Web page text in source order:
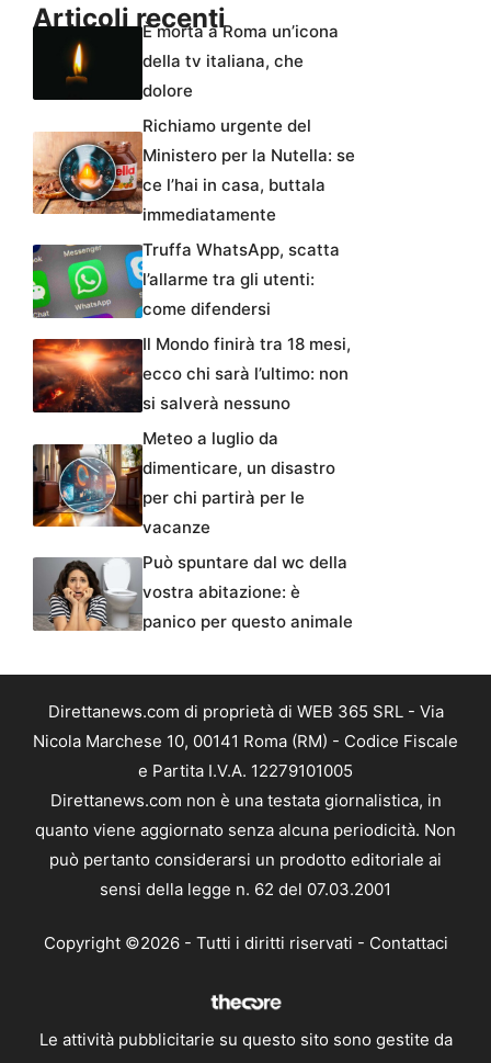
Articoli recentiÈ morta a Roma un’icona
della tv italiana, che
dolore
Richiamo urgente del
Ministero per la Nutella: se
ce l’hai in casa, buttala
immediatamente
Truffa WhatsApp, scatta
l’allarme tra gli utenti:
come difendersi
Il Mondo finirà tra 18 mesi,
ecco chi sarà l’ultimo: non
si salverà nessuno
Meteo a luglio da
dimenticare, un disastro
per chi partirà per le
vacanze
Può spuntare dal wc della
vostra abitazione: è
panico per questo animale
Direttanews.com di proprietà di WEB 365 SRL - Via
Nicola Marchese 10, 00141 Roma (RM) - Codice Fiscale
e Partita I.V.A. 12279101005
Direttanews.com non è una testata giornalistica, in
quanto viene aggiornato senza alcuna periodicità. Non
può pertanto considerarsi un prodotto editoriale ai
sensi della legge n. 62 del 07.03.2001
Copyright ©2026 - Tutti i diritti riservati - Contattaci
Le attività pubblicitarie su questo sito sono gestite da